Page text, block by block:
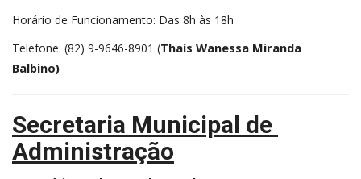
Horário de Funcionamento: Das 8h às 18h
Telefone: (82) 9-9646-8901 (Thaís Wanessa Miranda
Balbino)
Secretaria Municipal de
Administração